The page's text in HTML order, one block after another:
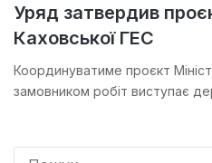
Уряд затвердив
Каховської ГЕС
Координуватиме проєкт
замовником робіт виступає